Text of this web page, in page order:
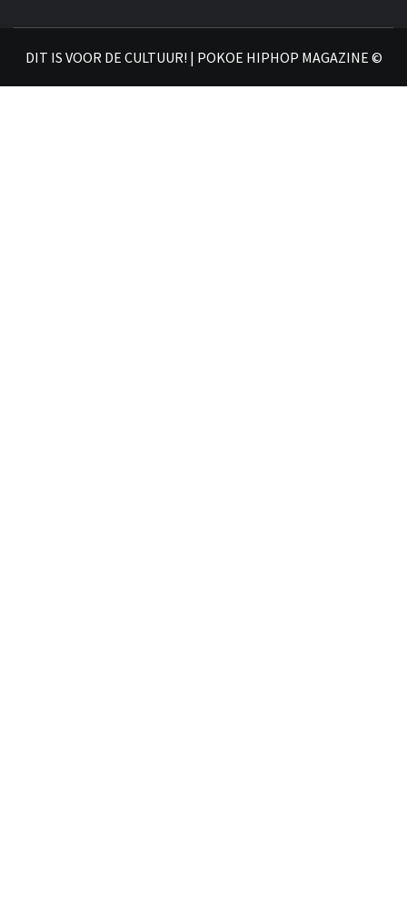
DIT IS VOOR DE CULTUUR! | POKOE HIPHOP MAGAZINE ©